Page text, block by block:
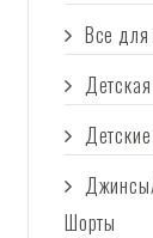
Все для
Шорты